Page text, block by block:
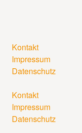
Kontakt
Impressum
Datenschutz
Kontakt
Impressum
Datenschutz